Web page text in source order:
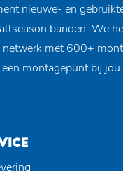
nieuwe- en
banden. We
met 600+
montagepunt bij